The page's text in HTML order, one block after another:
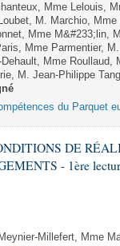
Mme Lelouis,
M. Marchio,
Mme M&#233;lin,
Mme Parmentier,
Dehault, Mme
M. Jean-Philippe
du Parquet
DE
- 1ère
Millefert, Mme